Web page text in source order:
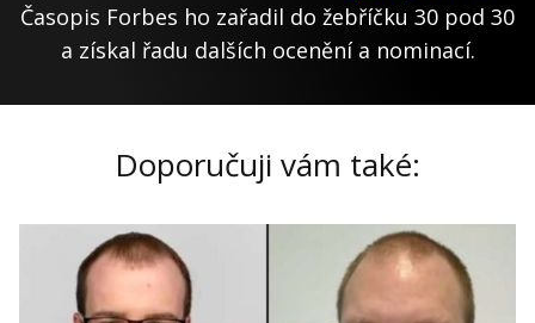
Časopis Forbes ho zařadil do žebříčku 30 pod 30
a získal řadu dalších ocenění a nominací.
Doporučuji vám také: